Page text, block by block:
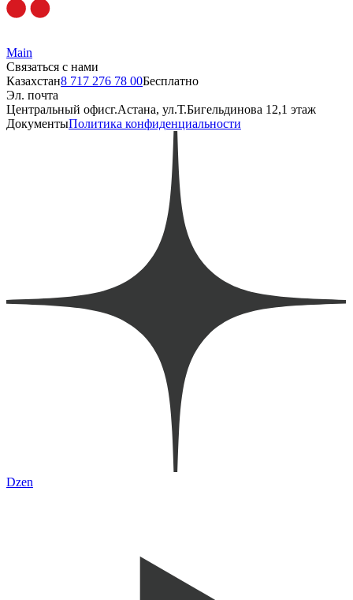
Main
Связаться с нами
Казахстан8 717 276 78 00Бесплатно
Эл. почта
Центральный офисг.Астана, ул.Т.Бигельдинова 12,1 этаж
ДокументыПолитика конфиденциальности
Dzen